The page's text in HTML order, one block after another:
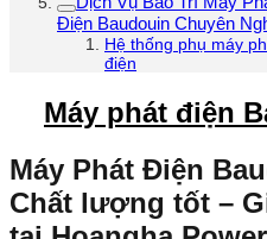
Điện Baudouin Chuyên
Hệ thống phụ máy
điện
Máy phát điện
Máy Phát Điện
Chất lượng tốt –